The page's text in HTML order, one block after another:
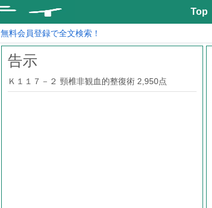
Top
無料会員登録で全文検索！
告示
Ｋ１１７－２ 頸椎非観血的整復術 2,950点